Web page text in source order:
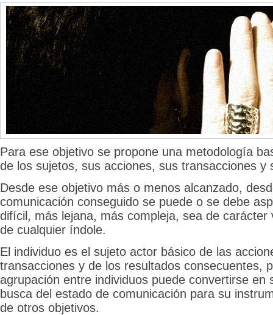
Para ese objetivo se propone una metodología
de los sujetos, sus acciones, sus transacciones y
Desde ese objetivo más o menos alcanzado,
comunicación conseguido se puede o se debe
difícil, más lejana, más compleja, sea de carácter
de cualquier índole.
El individuo es el sujeto actor básico de las
transacciones y de los resultados consecuentes,
agrupación entre individuos puede convertirse en
busca del estado de comunicación para su
de otros objetivos.